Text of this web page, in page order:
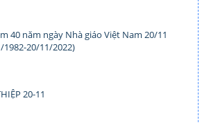
40 năm ngày Nhà giáo Việt Nam 20/11
1982-20/11/2022)
20-11